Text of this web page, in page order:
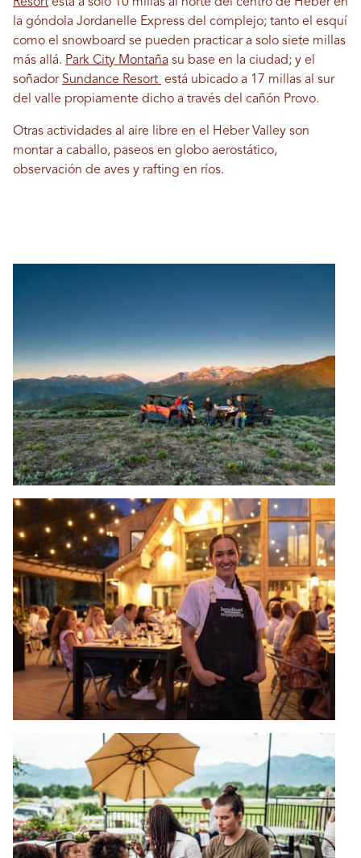
la góndola Jordanelle Express del complejo; tanto el esquí
como el snowboard se pueden practicar a solo siete millas
más allá. Park City Montaña su base en la ciudad; y el
soñador Sundance Resort está ubicado a 17 millas al sur
del valle propiamente dicho a través del cañón Provo.
Otras actividades al aire libre en el Heber Valley son
montar a caballo, paseos en globo aerostático,
observación de aves y rafting en ríos.